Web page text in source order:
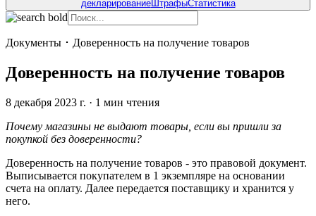
декларированиеШтрафыСтатистика
Документы ･ Доверенность на получение товаров
Доверенность на получение товаров
8 декабря 2023 г. · 1 мин чтения
Почему магазины не выдают товары, если вы пришли за
покупкой без доверенности?
Доверенность на получение товаров - это правовой документ.
Выписывается покупателем в 1 экземпляре на основании
счета на оплату. Далее передается поставщику и хранится у
него.